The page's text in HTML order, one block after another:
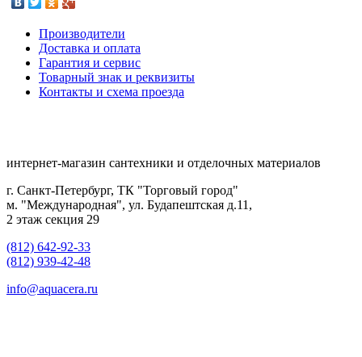
Производители
Доставка и оплата
Гарантия и сервис
Товарный знак и реквизиты
Контакты и схема проезда
интернет-магазин сантехники и отделочных материалов
г. Санкт-Петербург, ТК "Торговый город"
м. "Международная", ул. Будапештская д.11,
2 этаж секция 29
(812) 642-92-33
(812) 939-42-48
info@aquacera.ru